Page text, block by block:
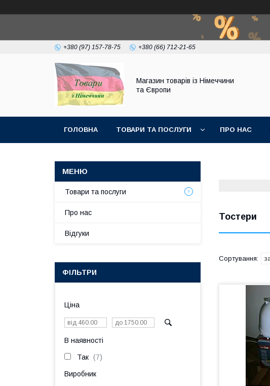
+380 (97) 157-78-75 +380 (66) 712-21-65
Магазин товарів із Німеччини
та Європи
ГОЛОВНА ТОВАРИ ТА ПОСЛУГИ ПРО НАС
Тостери
Товари та послуги
Про нас
Відгуки
ФІЛЬТРИ
Ціна
В наявності
Так 7
Виробник